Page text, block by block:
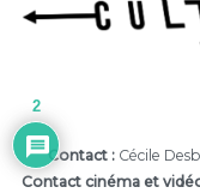
Contact :Cécile
Contact cinéma et
2